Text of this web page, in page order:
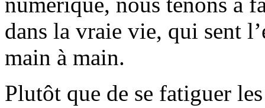
dans la vraie vie, qui sent
main à main.
Plutôt que de se fatiguer